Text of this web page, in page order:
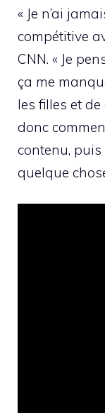
« Je n’ai
compétitive
CNN. « Je
ça me
les filles et de
donc
contenu, puis
quelque